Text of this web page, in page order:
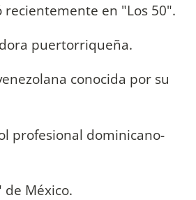
en "Los 50".
puertorriqueña.
conocida por su
profesional dominicano-
de México.